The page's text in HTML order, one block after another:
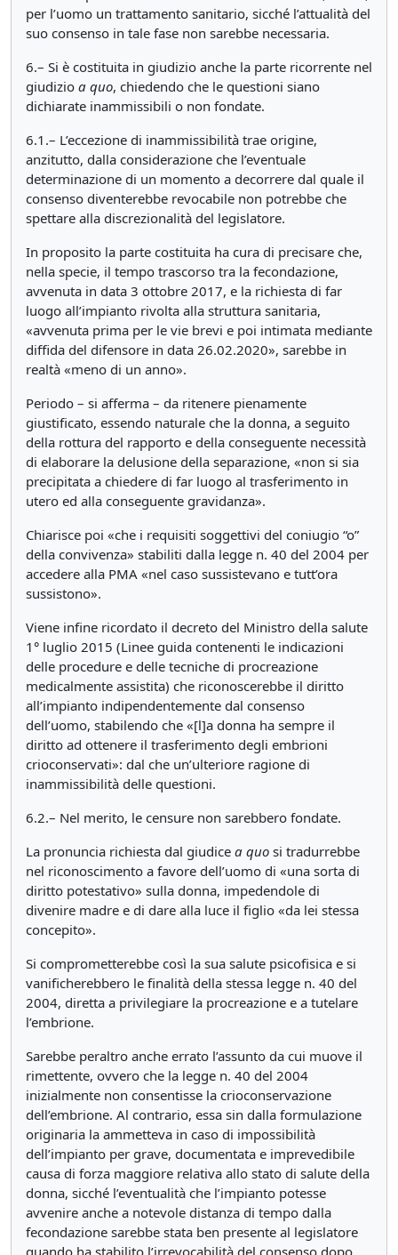
per l’uomo un trattamento sanitario, sicché l’attualità del
suo consenso in tale fase non sarebbe necessaria.
6.– Si è costituita in giudizio anche la parte ricorrente nel
giudizio a quo, chiedendo che le questioni siano
dichiarate inammissibili o non fondate.
6.1.– L’eccezione di inammissibilità trae origine,
anzitutto, dalla considerazione che l’eventuale
determinazione di un momento a decorrere dal quale il
consenso diventerebbe revocabile non potrebbe che
spettare alla discrezionalità del legislatore.
In proposito la parte costituita ha cura di precisare che,
nella specie, il tempo trascorso tra la fecondazione,
avvenuta in data 3 ottobre 2017, e la richiesta di far
luogo all’impianto rivolta alla struttura sanitaria,
«avvenuta prima per le vie brevi e poi intimata mediante
diffida del difensore in data 26.02.2020», sarebbe in
realtà «meno di un anno».
Periodo – si afferma – da ritenere pienamente
giustificato, essendo naturale che la donna, a seguito
della rottura del rapporto e della conseguente necessità
di elaborare la delusione della separazione, «non si sia
precipitata a chiedere di far luogo al trasferimento in
utero ed alla conseguente gravidanza».
Chiarisce poi «che i requisiti soggettivi del coniugio “o”
della convivenza» stabiliti dalla legge n. 40 del 2004 per
accedere alla PMA «nel caso sussistevano e tutt’ora
sussistono».
Viene infine ricordato il decreto del Ministro della salute
1° luglio 2015 (Linee guida contenenti le indicazioni
delle procedure e delle tecniche di procreazione
medicalmente assistita) che riconoscerebbe il diritto
all’impianto indipendentemente dal consenso
dell’uomo, stabilendo che «[l]a donna ha sempre il
diritto ad ottenere il trasferimento degli embrioni
crioconservati»: dal che un’ulteriore ragione di
inammissibilità delle questioni.
6.2.– Nel merito, le censure non sarebbero fondate.
La pronuncia richiesta dal giudice a quo si tradurrebbe
nel riconoscimento a favore dell’uomo di «una sorta di
diritto potestativo» sulla donna, impedendole di
divenire madre e di dare alla luce il figlio «da lei stessa
concepito».
Si comprometterebbe così la sua salute psicofisica e si
vanificherebbero le finalità della stessa legge n. 40 del
2004, diretta a privilegiare la procreazione e a tutelare
l’embrione.
Sarebbe peraltro anche errato l’assunto da cui muove il
rimettente, ovvero che la legge n. 40 del 2004
inizialmente non consentisse la crioconservazione
dell’embrione. Al contrario, essa sin dalla formulazione
originaria la ammetteva in caso di impossibilità
dell’impianto per grave, documentata e imprevedibile
causa di forza maggiore relativa allo stato di salute della
donna, sicché l’eventualità che l’impianto potesse
avvenire anche a notevole distanza di tempo dalla
fecondazione sarebbe stata ben presente al legislatore
quando ha stabilito l’irrevocabilità del consenso dopo